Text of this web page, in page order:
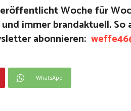
Woche für
immer brandaktuell. So
abonnieren:
WhatsApp